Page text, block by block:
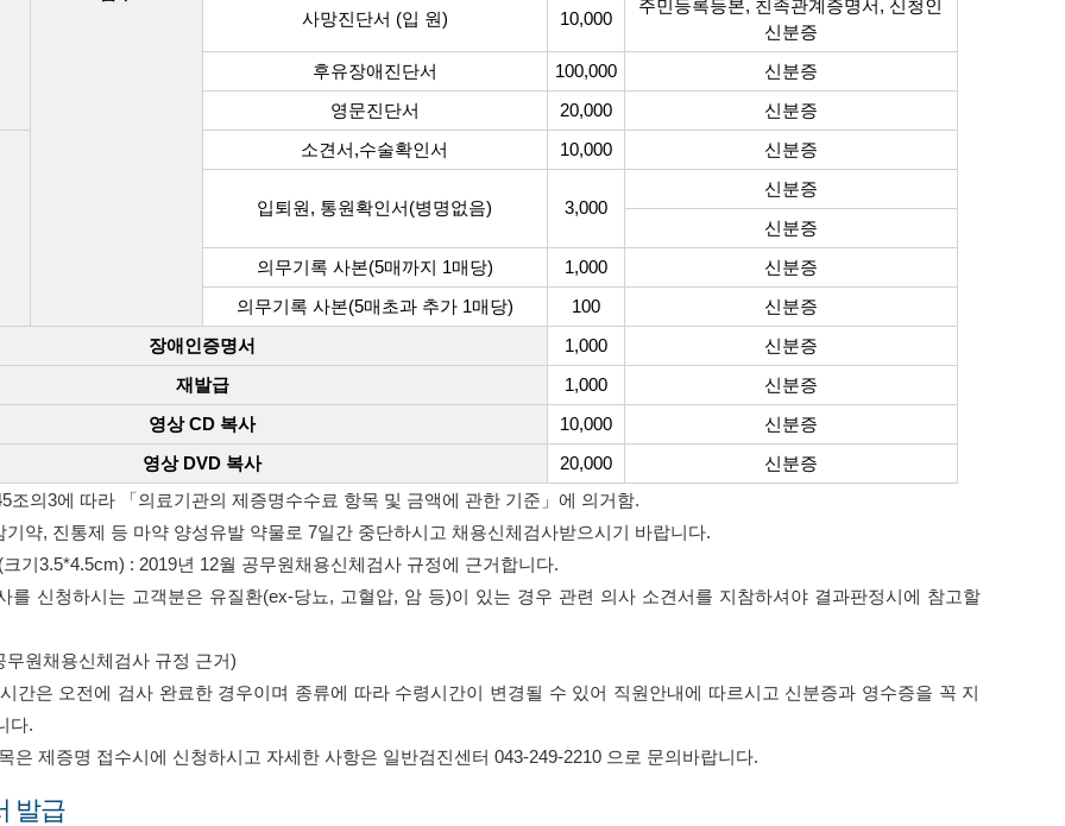
사망진단서 (입 원) 10,000
주민등록등본, 친족관계증명서, 신청인
신분증
후유장애진단서
100,000
신분증
영문진단서
20,000
신분증
소견서,수술확인서
10,000 신분증
입퇴원, 통원확인서(병명없음) 3,000
신분증
신분증
의무기록 사본(5매까지 1매당)
1,000
신분증
의무기록 사본(5매초과 추가 1매당)
100
신분증
장애인증명서
1,000
신분증
재발급
1,000
신분증
영상 CD 복사
10,000
신분증
영상 DVD 복사
20,000
신분증
조의3에 따라 「의료기관의 제증명수수료 항목 및 금액에 관한 기준」에 의거함.
약, 진통제 등 마약 양성유발 약물로 7일간 중단하시고 채용신체검사받으시기 바랍니다.
기3.5*4.5cm) : 2019년 12월 공무원채용신체검사 규정에 근거합니다.
신청하시는 고객분은 유질환(ex-당뇨, 고혈압, 암 등)이 있는 경우 관련 의사 소견서를 지참하셔야 결과판정시에 참고할
무원채용신체검사 규정 근거)
간은 오전에 검사 완료한 경우이며 종류에 따라 수령시간이 변경될 수 있어 직원안내에 따르시고 신분증과 영수증을 꼭 지
다.
은 제증명 접수시에 신청하시고 자세한 사항은 일반검진센터 043-249-2210 으로 문의바랍니다.
발급